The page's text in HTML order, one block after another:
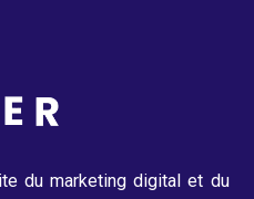
du marketing digital et du